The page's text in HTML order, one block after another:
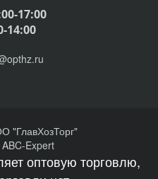
17:00
14:00
"ГлавХозТорг"
Expert
оптовую торговлю,